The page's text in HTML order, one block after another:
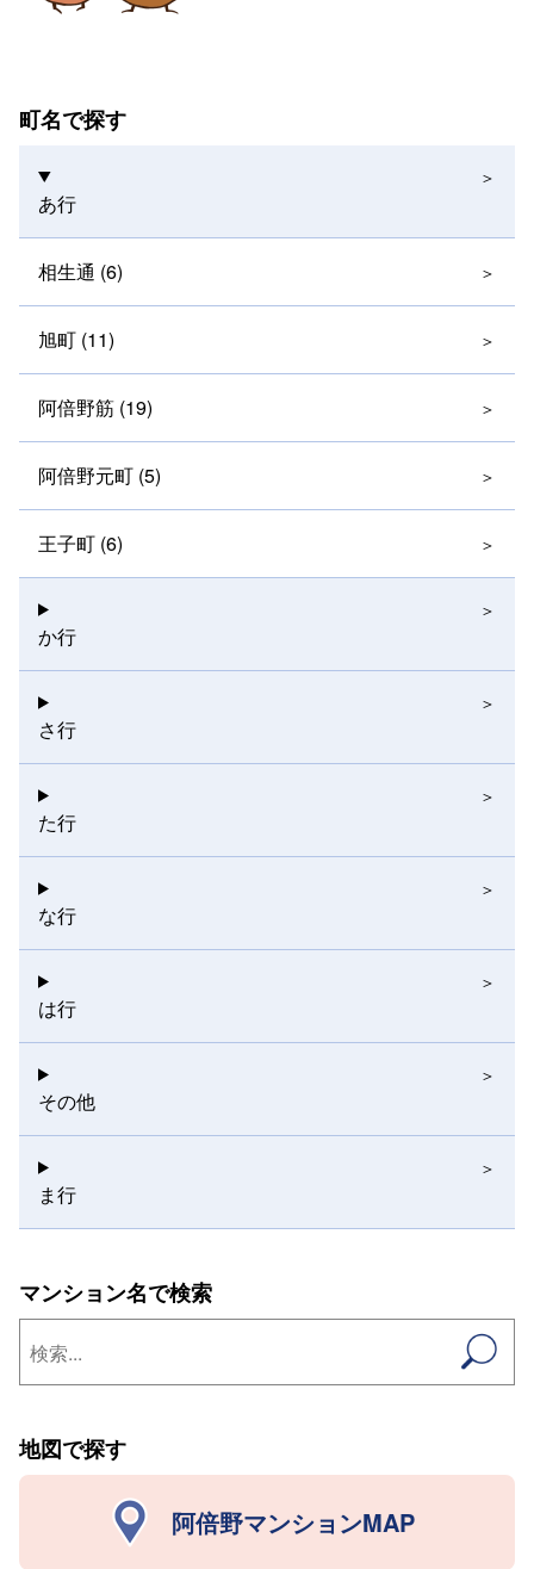
町名で探す
あ行
相生通 (6)
旭町 (11)
阿倍野筋 (19)
阿倍野元町 (5)
王子町 (6)
か行
さ行
た行
な行
は行
その他
ま行
マンション名で検索
地図で探す
阿倍野マンションMAP